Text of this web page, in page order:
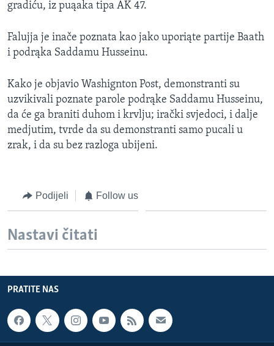
gradiću, iz puąaka tipa AK 47.
Falujja je inače poznata kao jako uporiąte partije Baath
i podrąka Saddamu Husseinu.
Kako je objavio Washignton Post, demonstranti su
uzvikivali poznate parole podrąke Saddamu Husseinu,
da će ga braniti duhom i krvlju; irački svjedoci, i dalje
medjutim, tvrde da su demonstranti samo pucali u
zrak, i da su bez razloga ubijeni.
Podijeli Follow us
Nastavi čitati
PRATITE NAS